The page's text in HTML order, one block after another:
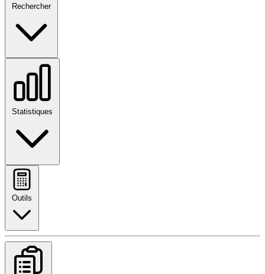
Rechercher
Statistiques
Outils